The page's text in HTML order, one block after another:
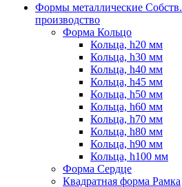
Формы металлические Собств.
производство
Форма Кольцо
Кольца, h20 мм
Кольца, h30 мм
Кольца, h40 мм
Кольца, h45 мм
Кольца, h50 мм
Кольца, h60 мм
Кольца, h70 мм
Кольца, h80 мм
Кольца, h90 мм
Кольца, h100 мм
Форма Сердце
Квадратная форма Рамка